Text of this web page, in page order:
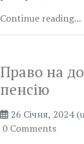
Continue reading...
Право на
пенсію
26 Січня, 2024
0 Comments